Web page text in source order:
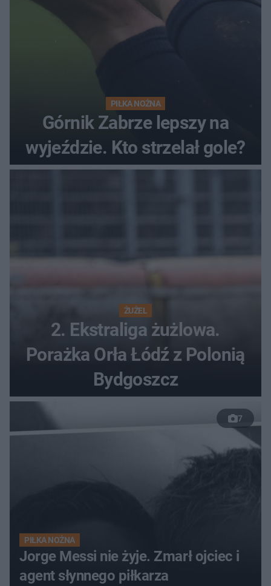
PIŁKA NOŻNA
Górnik Zabrze lepszy na
wyjeździe. Kto strzelał gole?
ŻUŻEL
2. Ekstraliga żużlowa.
Porażka Orła Łódź z Polonią
Bydgoszcz
7
PIŁKA NOŻNA
Jorge Messi nie żyje. Zmarł ojciec i
agent słynnego piłkarza